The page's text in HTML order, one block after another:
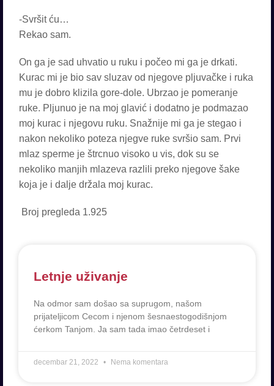
-Svršit ću…
Rekao sam.
On ga je sad uhvatio u ruku i počeo mi ga je drkati.
Kurac mi je bio sav sluzav od njegove pljuvačke i ruka
mu je dobro klizila gore-dole. Ubrzao je pomeranje
ruke. Pljunuo je na moj glavić i dodatno je podmazao
moj kurac i njegovu ruku. Snažnije mi ga je stegao i
nakon nekoliko poteza njegve ruke svršio sam. Prvi
mlaz sperme je štrcnuo visoko u vis, dok su se
nekoliko manjih mlazeva razlili preko njegove šake
koja je i dalje držala moj kurac.
Broj pregleda 1.925
Letnje uživanje
Na odmor sam došao sa suprugom, našom
prijateljicom Cecom i njenom šesnaestogodišnjom
ćerkom Tanjom. Ja sam tada imao četrdeset i
decembar 21, 2022 Nema komentara